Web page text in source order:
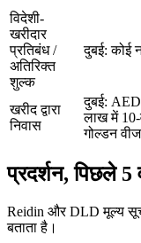
विदेशी-
खरीदार
प्रतिबंध /
अतिरिक्त
शुल्क
दुबई: कोई
खरीद द्वारा
निवास
दुबई:
लाख में 10-
गोल्डन
प्रदर्शन, पिछले 5
Reidin और DLD मूल्य
बताता है।